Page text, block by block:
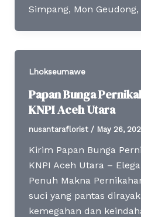
Simpang, Mon
Lhokseumawe
Papan Bunga
KNPI Aceh Utara
nusantaraflorist / May 26,
Kirim Papan Bunga
KNPI Aceh Utara –
Penuh Makna
suci yang pantas
kemegahan dan